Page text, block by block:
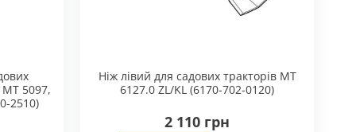
5097,
2510)
Ніж лівий для садових тракторів MT
6127.0 ZL/KL (6170-702-0120)
2 110 грн